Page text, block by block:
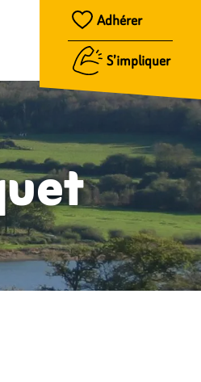
Adhérer
S’impliquer